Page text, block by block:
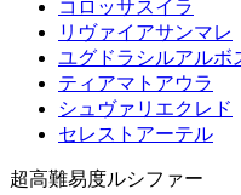
コロッサスイラ
リヴァイアサンマレ
ユグドラシルアルボ
ティアマトアウラ
シュヴァリエクレド
セレストアーテル
超高難易度ルシファー